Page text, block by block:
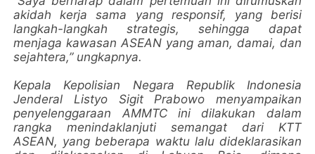
akidah kerja sama yang responsif, yang berisi
langkah-langkah strategis, sehingga dapat
menjaga kawasan ASEAN yang aman, damai, dan
sejahtera,” ungkapnya.
Kepala Kepolisian Negara Republik Indonesia
Jenderal Listyo Sigit Prabowo menyampaikan
penyelenggaraan AMMTC ini dilakukan dalam
rangka menindaklanjuti semangat dari KTT
ASEAN, yang beberapa waktu lalu dideklarasikan